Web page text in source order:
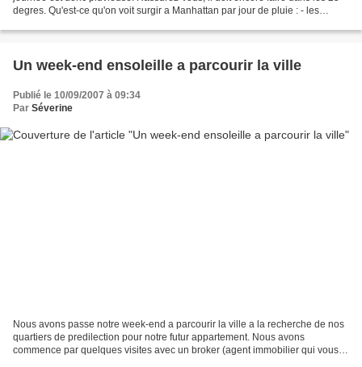
degres. Qu'est-ce qu'on voit surgir a Manhattan par jour de pluie : - les
Un week-end ensoleille a parcourir la ville
Publié le 10/09/2007 à 09:34
Par Séverine
Nous avons passe notre week-end a parcourir la ville a la recherche de nos
quartiers de predilection pour notre futur appartement. Nous avons
commence par quelques visites avec un broker (agent immobilier qui vous